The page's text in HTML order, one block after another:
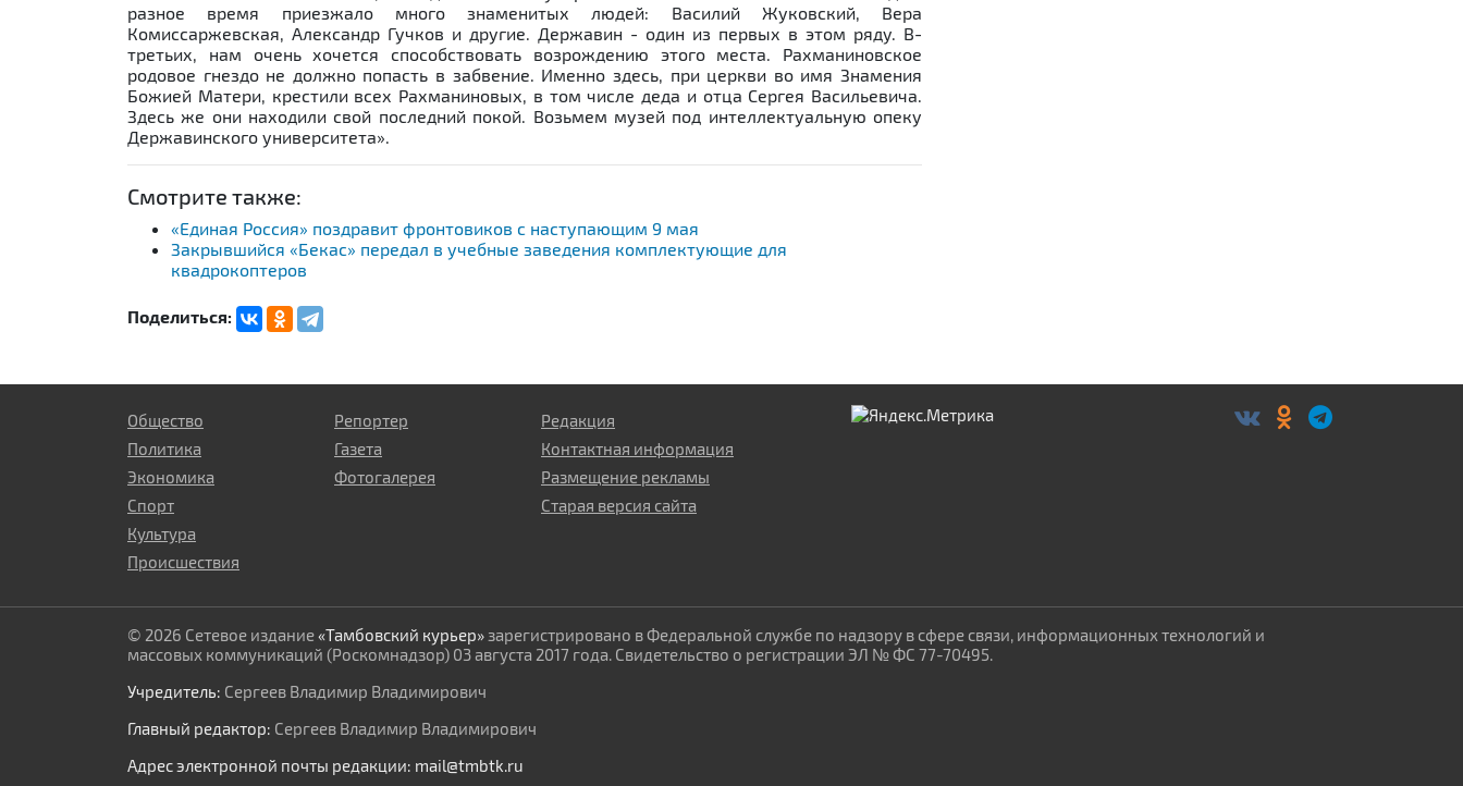
разное время приезжало много знаменитых людей: Василий Жуковский, Вера
Комиссаржевская, Александр Гучков и другие. Державин - один из первых в этом ряду. В-
третьих, нам очень хочется способствовать возрождению этого места. Рахманиновское
родовое гнездо не должно попасть в забвение. Именно здесь, при церкви во имя Знамения
Божией Матери, крестили всех Рахманиновых, в том числе деда и отца Сергея Васильевича.
Здесь же они находили свой последний покой. Возьмем музей под интеллектуальную опеку
Державинского университета».
Смотрите также:
«Единая Россия» поздравит фронтовиков с наступающим 9 мая
Закрывшийся «Бекас» передал в учебные заведения комплектующие для
квадрокоптеров
Поделиться:
Общество
Политика
Экономика
Спорт
Культура
Происшествия
Репортер
Газета
Фотогалерея
Редакция
Контактная информация
Размещение рекламы
Старая версия сайта
© 2026 Сетевое издание«Тамбовский курьер» зарегистрировано в Федеральной службе по надзору в сфере связи, информационных технологий и
массовых коммуникаций (Роскомнадзор) 03 августа 2017 года. Свидетельство о регистрации ЭЛ № ФС 77-70495.
Учредитель: Сергеев Владимир Владимирович
Главный редактор: Сергеев Владимир Владимирович
Адрес электронной почты редакции: mail@tmbtk.ru